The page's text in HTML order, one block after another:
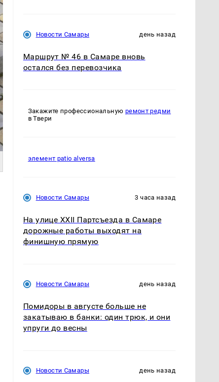
Новости Самары день назад
Маршрут № 46 в Самаре вновь
остался без перевозчика
Закажите профессиональную ремонт редми
в Твери
элемент patio alversa
Новости Самары 3 часа назад
На улице XXII Партсъезда в Самаре
дорожные работы выходят на
финишную прямую
Новости Самары день назад
Помидоры в августе больше не
закатываю в банки: один трюк, и они
упруги до весны
Новости Самары день назад